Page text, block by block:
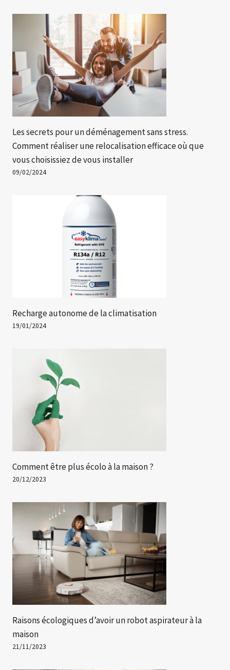
Les secrets pour un déménagement sans stress.
Comment réaliser une relocalisation efficace où que
vous choisissiez de vous installer
09/02/2024
Recharge autonome de la climatisation
19/01/2024
Comment être plus écolo à la maison ?
20/12/2023
Raisons écologiques d’avoir un robot aspirateur à la
maison
21/11/2023